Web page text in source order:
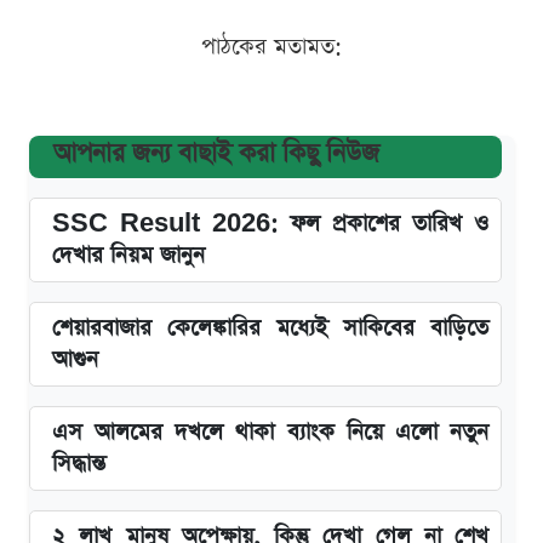
পাঠকের মতামত:
আপনার জন্য বাছাই করা কিছু নিউজ
SSC Result 2026: ফল প্রকাশের তারিখ ও
দেখার নিয়ম জানুন
শেয়ারবাজার কেলেঙ্কারির মধ্যেই সাকিবের বাড়িতে
আগুন
এস আলমের দখলে থাকা ব্যাংক নিয়ে এলো নতুন
সিদ্ধান্ত
২ লাখ মানুষ অপেক্ষায়, কিন্তু দেখা গেল না শেখ